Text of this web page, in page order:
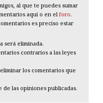
al que te puedes sumar
aquí o en el foro.
es preciso estar
será eliminada.
contrarios a las leyes
los comentarios que
de las opiniones publicadas.